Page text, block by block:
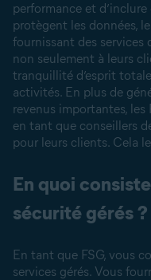
performance et
protègent les données,
fournissant des services
non seulement à leurs
tranquillité d’esprit
activités. En plus de
revenus importantes,
en tant que conseillers
pour leurs clients. Cela
En quoi
sécurité gérés ?
En tant que FSG, vous
services gérés. Vous